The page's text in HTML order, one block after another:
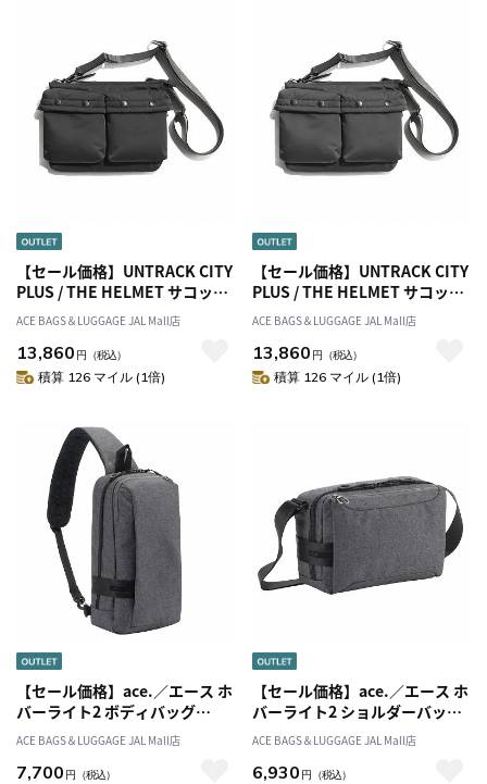
【セール価格】UNTRACK CITY
PLUS / THE HELMET サコッシ
ュ 60341
ACE BAGS＆LUGGAGE JAL Mall店
13,860 円 （税込）
積算 126 マイル (1倍)
【セール価格】UNTRACK CITY
PLUS / THE HELMET サコッシ
ュ 60341
ACE BAGS＆LUGGAGE JAL Mall店
13,860 円 （税込）
積算 126 マイル (1倍)
【セール価格】ace.／エース ホ
バーライト2 ボディバッグ
67611
ACE BAGS＆LUGGAGE JAL Mall店
7,700 円 （税込）
【セール価格】ace.／エース ホ
バーライト2 ショルダーバッグ
小寸 67612
ACE BAGS＆LUGGAGE JAL Mall店
6,930 円 （税込）